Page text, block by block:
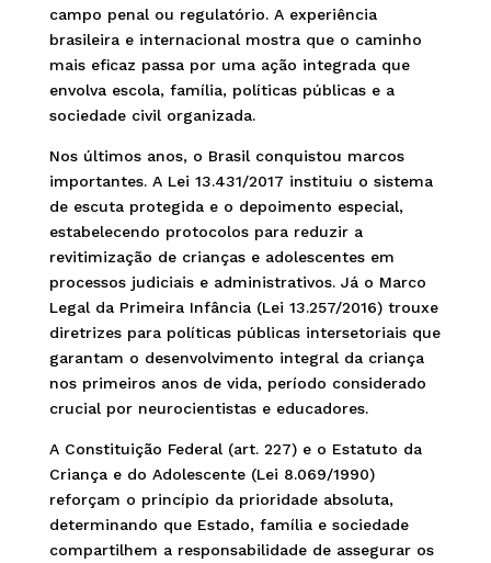
campo penal ou regulatório. A experiência
brasileira e internacional mostra que o caminho
mais eficaz passa por uma ação integrada que
envolva escola, família, políticas públicas e a
sociedade civil organizada.
Nos últimos anos, o Brasil conquistou marcos
importantes. A Lei 13.431/2017 instituiu o sistema
de escuta protegida e o depoimento especial,
estabelecendo protocolos para reduzir a
revitimização de crianças e adolescentes em
processos judiciais e administrativos. Já o Marco
Legal da Primeira Infância (Lei 13.257/2016) trouxe
diretrizes para políticas públicas intersetoriais que
garantam o desenvolvimento integral da criança
nos primeiros anos de vida, período considerado
crucial por neurocientistas e educadores.
A Constituição Federal (art. 227) e o Estatuto da
Criança e do Adolescente (Lei 8.069/1990)
reforçam o princípio da prioridade absoluta,
determinando que Estado, família e sociedade
compartilhem a responsabilidade de assegurar os